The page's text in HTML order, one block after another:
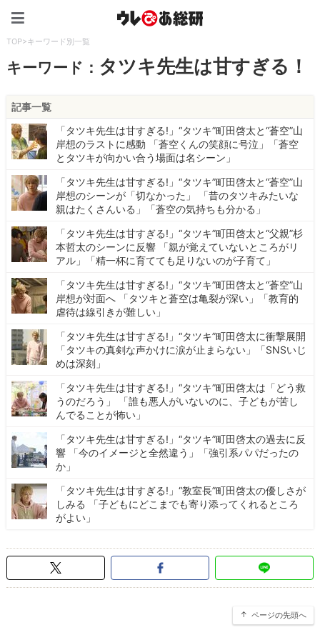
TOP>キーワード別一覧
キーワード： タツキ先生は甘すぎる！
記事一覧
「タツキ先生は甘すぎる!」“タツキ”町田啓太と“蒼空”山
岸想のラストに感動 「蒼空くんの笑顔に号泣」「蒼空
とタツキが向かい合う場面は名シーン」
「タツキ先生は甘すぎる!」“タツキ”町田啓太と“蒼空”山
岸想のシーンが「切なかった」 「昔のタツキみたいな
親はたくさんいる」「蒼空の気持ちも分かる」
「タツキ先生は甘すぎる!」“タツキ”町田啓太と“父親”杉
本哲太のシーンに反響 「親が覚えていないところがリ
アル」「精一杯に育てても足りないのが子育て」
「タツキ先生は甘すぎる!」“タツキ”町田啓太と“蒼空”山
岸想が対面へ 「タツキと蒼空は亀裂が深い」「教育的
虐待は線引きが難しい」
「タツキ先生は甘すぎる!」“タツキ”町田啓太に衝撃展開
「タツキの真剣な声かけに涙が止まらない」「SNSいじ
めは深刻」
「タツキ先生は甘すぎる!」“タツキ”町田啓太は「どう救
うのだろう」 「誰も悪人がいないのに、子どもが苦し
んでることが怖い」
「タツキ先生は甘すぎる!」“タツキ”町田啓太の過去に反
響 「今のイメージと全然違う」「強引系パパだったの
か」
「タツキ先生は甘すぎる!」“教室長”町田啓太の優しさが
しみる 「子どもにどこまでも寄り添ってくれるところ
がよい」
ページの先頭へ